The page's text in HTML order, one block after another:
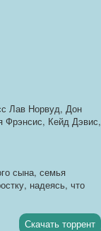
Лав Норвуд, Дон
Фрэнсис, Кейд Дэвис,
сына, семья
надеясь, что
Скачать торрент